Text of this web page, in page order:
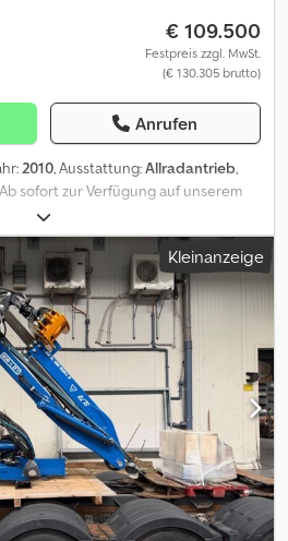
€ 109.500
Festpreis zzgl. MwSt.
(€ 130.305 brutto)
Anrufen
2010, Ausstattung:Allradantrieb,
sofort zur Verfügung auf unserem
unter: * Golec Nutzfahrzeuge
Russisch) * Viktoria
Ukrainisch, English) Hersteller:
Trage 45 Tonnen an
t bei Reichweite 3 m Der maximale
34 m MAX. 47m Reichweite 360-
Motor für Fahr- und Kranbetrieb,
III A, 330 kW bei 1.800 min
1.300 min Betriebsstunden : ca. 5.900
Nummer: T028 * Kaufpreis:
10% * Laufzeit: 60 * Monatliche
22.000,00 ¤ Wenn das Angebot
Ihren Bedürfnissen anpassen
unter Hr. Enchev). Wir freuen uns auf
Gerne nehmen wir Ihr
Kleinanzeige